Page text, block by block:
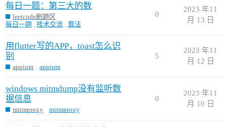
每日一题：第三大的数
leetcode刷题区
每日一题 ,技术交流 , 算法
0
2023 年11
月 13 日
用flutter写的APP，toast怎么识
别
appium appium
5
2023 年11
月 12 日
windows mitmdump没有监听数
据信息
mitmproxy mitmproxy
0
2023 年11
月 10 日